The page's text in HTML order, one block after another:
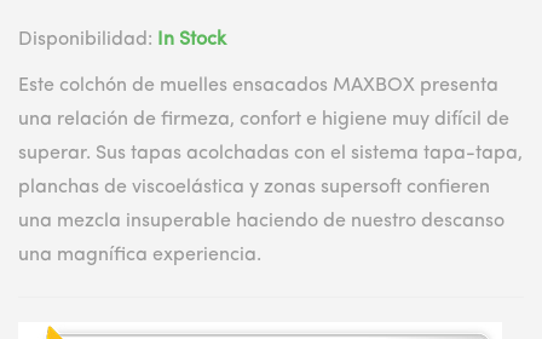
Disponibilidad: In Stock
Este colchón de muelles ensacados MAXBOX presenta
una relación de firmeza, confort e higiene muy difícil de
superar. Sus tapas acolchadas con el sistema tapa-tapa,
planchas de viscoelástica y zonas supersoft confieren
una mezcla insuperable haciendo de nuestro descanso
una magnífica experiencia.